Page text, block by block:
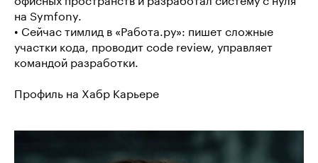
на Symfony.
• Сейчас тимлид в «Работа.ру»: пишет сложные
участки кода, проводит code review, управляет
командой разработки.
Профиль на Хабр Карьере